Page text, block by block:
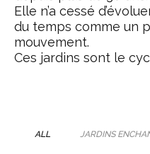
Elle n’a cessé
du temps comme un
mouvement.
Ces jardins sont le
ALL JARDINS